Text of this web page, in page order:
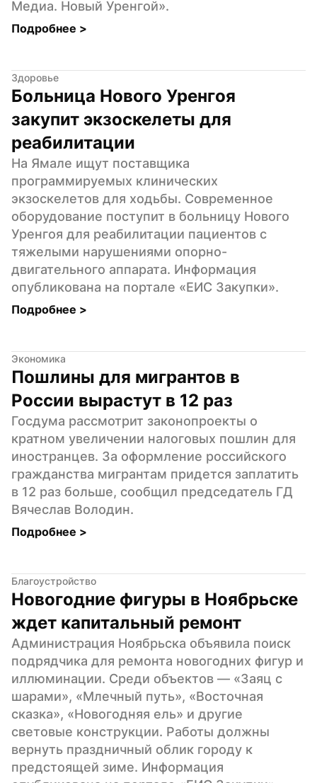
Медиа. Новый Уренгой».
Подробнее >
Здоровье
Больница Нового Уренгоя
закупит экзоскелеты для
реабилитации
На Ямале ищут поставщика
программируемых клинических
экзоскелетов для ходьбы. Современное
оборудование поступит в больницу Нового
Уренгоя для реабилитации пациентов с
тяжелыми нарушениями опорно-
двигательного аппарата. Информация
опубликована на портале «ЕИС Закупки».
Подробнее >
Экономика
Пошлины для мигрантов в
России вырастут в 12 раз
Госдума рассмотрит законопроекты о
кратном увеличении налоговых пошлин для
иностранцев. За оформление российского
гражданства мигрантам придется заплатить
в 12 раз больше, сообщил председатель ГД
Вячеслав Володин.
Подробнее >
Благоустройство
Новогодние фигуры в Ноябрьске
ждет капитальный ремонт
Администрация Ноябрьска объявила поиск
подрядчика для ремонта новогодних фигур и
иллюминации. Среди объектов — «Заяц с
шарами», «Млечный путь», «Восточная
сказка», «Новогодняя ель» и другие
световые конструкции. Работы должны
вернуть праздничный облик городу к
предстоящей зиме. Информация